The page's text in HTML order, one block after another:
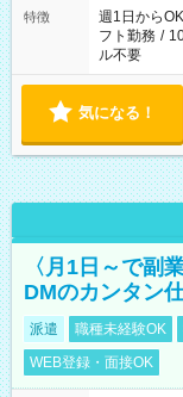
ください！
特徴 週1日からOK
フト勤務 /
ル不要
気になる！
〈月1日～で副
DMのカンタン
派遣 職種未経験OK
WEB登録・面接OK